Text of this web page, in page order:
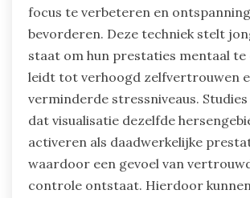
focus te verbeteren en
bevorderen. Deze techniek stelt
staat om hun prestaties mentaal te
leidt tot verhoogd zelfvertrouwen
verminderde stressniveaus. Studies
dat visualisatie dezelfde
activeren als daadwerkelijke
waardoor een gevoel van
controle ontstaat. Hierdoor